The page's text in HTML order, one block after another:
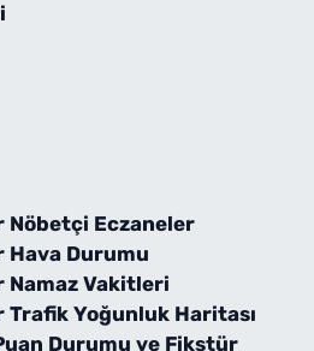
Nöbetçi Eczaneler
Hava Durumu
Namaz Vakitleri
Trafik Yoğunluk Haritası
Durumu ve Fikstür